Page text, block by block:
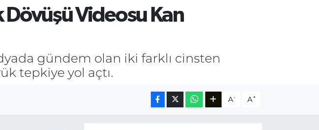
Dövüşü Videosu Kan
gündem olan iki farklı cinsten
tepkiye yol açtı.
A- A+